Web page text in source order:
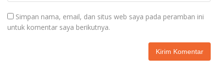
Simpan nama, email, dan situs web saya pada peramban ini
untuk komentar saya berikutnya.